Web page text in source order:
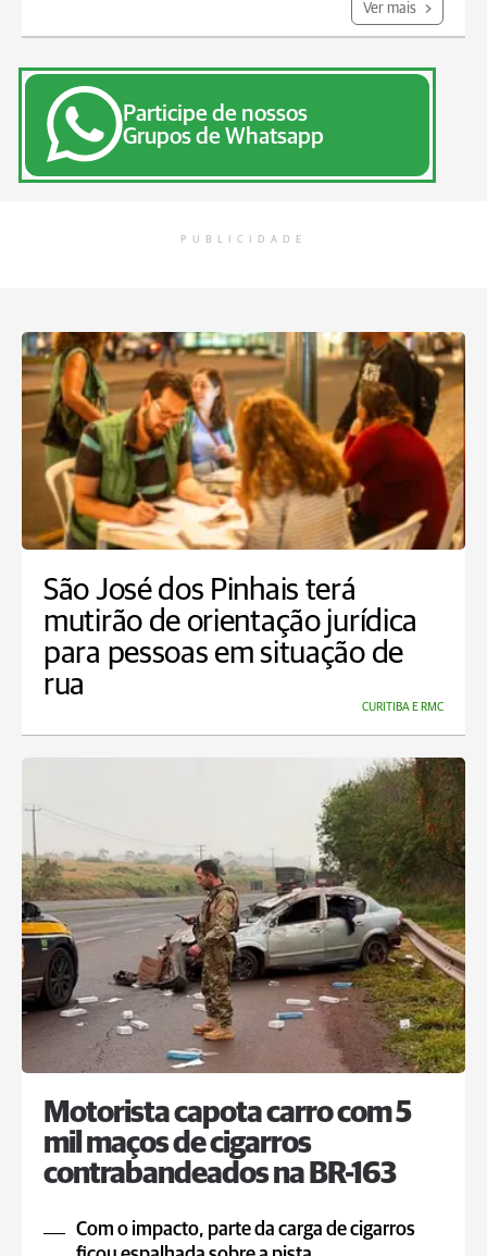
Ver mais
Participe de nossos
Grupos de Whatsapp
PUBLICIDADE
São José dos Pinhais terá
mutirão de orientação jurídica
para pessoas em situação de
rua
CURITIBA E RMC
Motorista capota carro com 5
mil maços de cigarros
contrabandeados na BR-163
Com o impacto, parte da carga de cigarros